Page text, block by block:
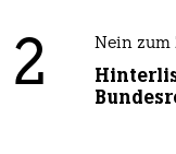
2 Nein zum